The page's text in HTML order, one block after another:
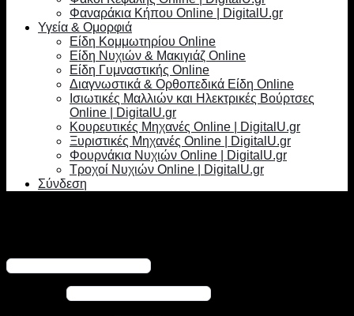
Φαναράκια Κήπου Online | DigitalU.gr
Υγεία & Ομορφιά
Είδη Κομμωτηρίου Online
Είδη Νυχιών & Μακιγιάζ Online
Είδη Γυμναστικής Online
Διαγνωστικά & Ορθοπεδικά Είδη Online
Ισιωτικές Μαλλιών και Ηλεκτρικές Βούρτσες
Online | DigitalU.gr
Κουρευτικές Μηχανές Online | DigitalU.gr
Ξυριστικές Μηχανές Online | DigitalU.gr
Φουρνάκια Νυχιών Online | DigitalU.gr
Τροχοί Νυχιών Online | DigitalU.gr
Σύνδεση
Απαιτείται